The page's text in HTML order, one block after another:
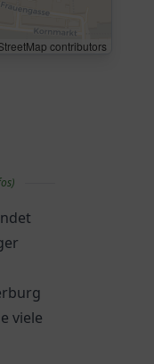
contributors
viele